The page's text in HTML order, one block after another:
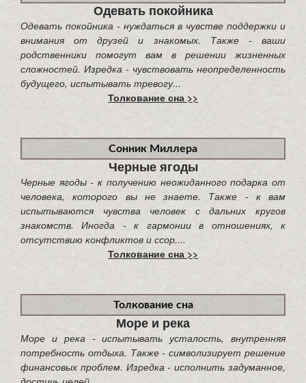
Одевать покойника
Одевать покойника - нуждаться в чувстве поддержки и
внимания от друзей и знакомых. Также - ваши
родственники помогут вам в решении жизненных
сложностей. Изредка - чувствовать неопределенность
будущего, испытывать тревогу...
Толкование сна >>
Сонник Миллера
Черные ягоды
Черные ягоды - к получению неожиданного подарка от
человека, которого вы не знаете. Также - к вам
испытываются чувства человек с дальних кругов
знакомств. Иногда - к гармонии в отношениях, к
отсутствию конфликтов и ссор....
Толкование сна >>
Толкование сна
Море и река
Море и река - испытывать усталость, внутренняя
потребность отдыха. Также - символизирует решение
финансовых проблем. Изредка - исполнить задуманное,